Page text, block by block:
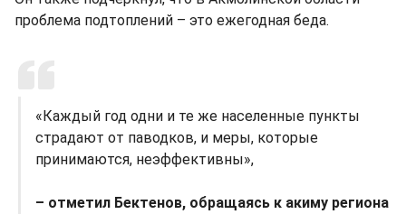
проблема подтоплений – это ежегодная беда.
«Каждый год одни и те же населенные пункты
страдают от паводков, и меры, которые
принимаются, неэффективны»,
– отметил Бектенов, обращаясь к акиму региона